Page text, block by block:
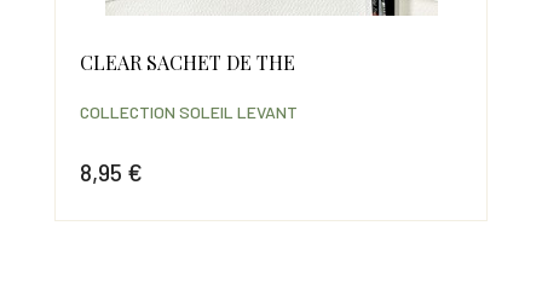
CLEAR SACHET DE THE
8,95 €
COLLECTION SOLEIL LEVANT